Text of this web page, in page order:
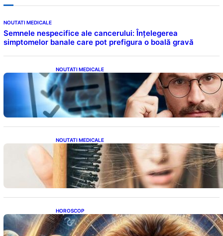
NOUTATI MEDICALE
Semnele nespecifice ale cancerului: Înțelegerea
simptomelor banale care pot prefigura o boală gravă
NOUTATI MEDICALE
Inteligența dincolo de note: Semnele unui IQ
ridicat care nu țin de școală
NOUTATI MEDICALE
Semnele unei deficiențe de proteine:
Impactul asupra sănătății tale
HOROSCOP
Portalul Leului 8/8: Oportunități de
Abundență pentru Cinci Zodii în 2026